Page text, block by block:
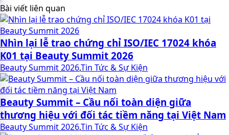
Bài viết liên quan
Nhìn lại lễ trao chứng chỉ ISO/IEC 17024 khóa
K01 tại Beauty Summit 2026
Beauty Summit 2026,Tin Tức & Sự Kiện
Beauty Summit – Cầu nối toàn diện giữa
thương hiệu với đối tác tiềm năng tại Việt Nam
Beauty Summit 2026,Tin Tức & Sự Kiện